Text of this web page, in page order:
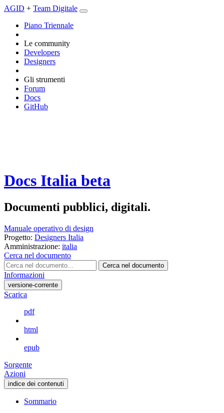
AGID + Team Digitale
Piano Triennale
Le community
Developers
Designers
Gli strumenti
Forum
Docs
GitHub
Docs Italia beta
Documenti pubblici, digitali.
Manuale operativo di design
Progetto: Designers Italia
Amministrazione: italia
Cerca nel documento
Cerca nel documento
Informazioni
versione-corrente
Scarica
pdf
html
epub
Sorgente
Azioni
indice dei contenuti
Sommario